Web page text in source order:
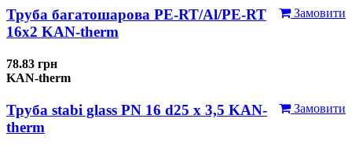
Замовити
Труба багатошарова PE-RT/Al/PE-RT
16x2 KAN-therm
78.83 грн
KAN-therm
Замовити
Труба stabi glass PN 16 d25 х 3,5 KAN-
therm